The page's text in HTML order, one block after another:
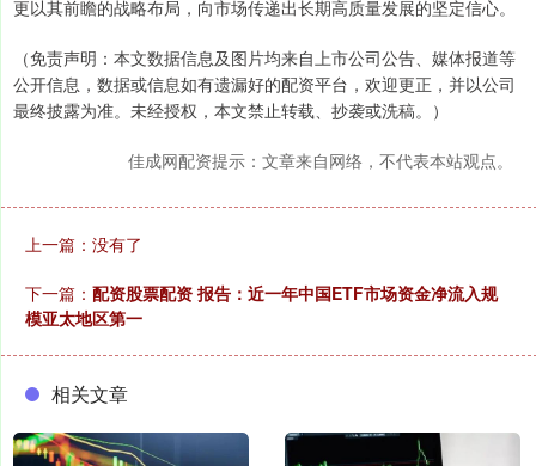
更以其前瞻的战略布局，向市场传递出长期高质量发展的坚定信心。
（免责声明：本文数据信息及图片均来自上市公司公告、媒体报道等
公开信息，数据或信息如有遗漏好的配资平台，欢迎更正，并以公司
最终披露为准。未经授权，本文禁止转载、抄袭或洗稿。）
佳成网配资提示：文章来自网络，不代表本站观点。
上一篇：没有了
下一篇： 配资股票配资 报告：近一年中国ETF市场资金净流入规
模亚太地区第一
相关文章